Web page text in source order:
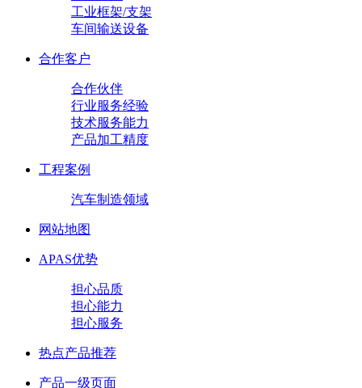
工业框架/支架
车间输送设备
合作客户
合作伙伴
行业服务经验
技术服务能力
产品加工精度
工程案例
汽车制造领域
网站地图
APAS优势
担心品质
担心能力
担心服务
热点产品推荐
产品一级页面